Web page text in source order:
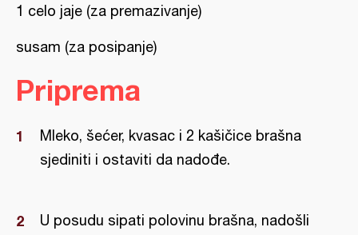
1 celo jaje (za premazivanje)
susam (za posipanje)
Priprema
Mleko, šećer, kvasac i 2 kašičice brašna
sjediniti i ostaviti da nadođe.
U posudu sipati polovinu brašna, nadošli